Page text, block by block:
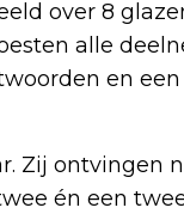
over 8
alle
en
Zij ontvingen
én een